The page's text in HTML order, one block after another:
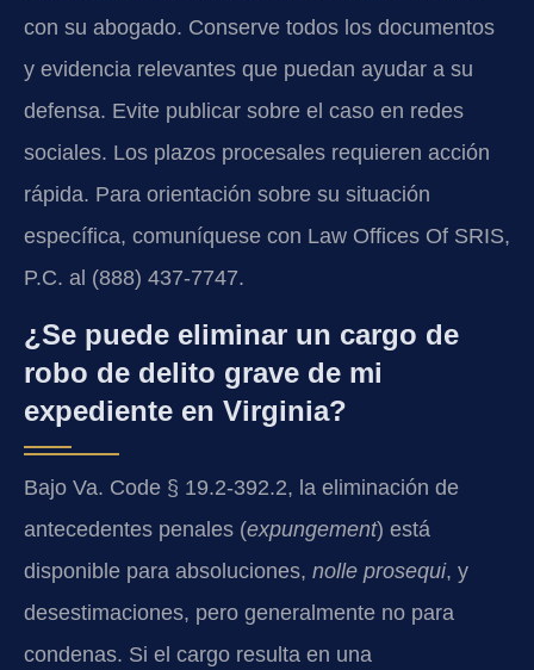
con su abogado. Conserve todos los documentos
y evidencia relevantes que puedan ayudar a su
defensa. Evite publicar sobre el caso en redes
sociales. Los plazos procesales requieren acción
rápida. Para orientación sobre su situación
específica, comuníquese con Law Offices Of SRIS,
P.C. al (888) 437-7747.
¿Se puede eliminar un cargo de
robo de delito grave de mi
expediente en Virginia?
Bajo Va. Code § 19.2-392.2, la eliminación de
antecedentes penales (expungement) está
disponible para absoluciones, nolle prosequi, y
desestimaciones, pero generalmente no para
condenas. Si el cargo resulta en una